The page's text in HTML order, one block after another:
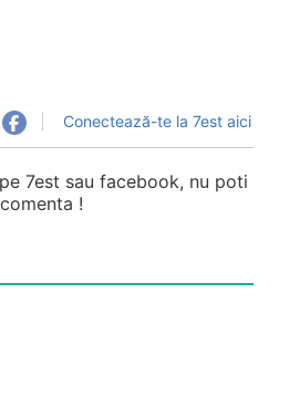
Conectează-te la 7est aici
7est sau facebook, nu poti
comenta !